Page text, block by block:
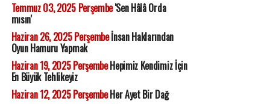
Temmuz 03, 2025 Perşembe'Sen Hâlâ Orda
mısın'
Haziran 26, 2025 Perşembeİnsan Haklarından
Oyun Hamuru Yapmak
Haziran 19, 2025 PerşembeHepimiz Kendimiz İçin
En Büyük Tehlikeyiz
Haziran 12, 2025 PerşembeHer Ayet Bir Dağ